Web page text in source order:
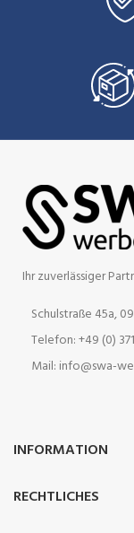
Ihr zuverlässiger
Schulstraße 45a,
Telefon: +49 (0)
Mail: info@swa-
INFORMATION
RECHTLICHES